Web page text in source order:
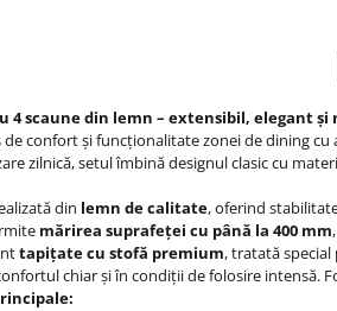
4 scaune din lemn – extensibil, elegant
de confort și funcționalitate zonei de dining cu
zilnică, setul îmbină designul clasic cu
din lemn de calitate, oferind
mărirea suprafeței cu până la 400 mm
tapițate cu stofă premium, tratată special
chiar și în condiții de folosire intensă.